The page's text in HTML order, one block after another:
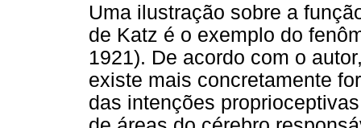
Uma ilustração sobre a
de Katz é o exemplo do
1921). De acordo com o
existe mais concretamente
das intenções